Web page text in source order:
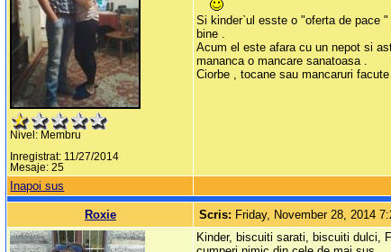
Nivel: Membru
Inregistrat: 11/27/2014
Mesaje: 25
Si kinder`ul esste o "oferta de pace
bine .
Acum el este afara cu un nepot si
mananca o mancare sanatoasa .
Ciorbe , tocane sau mancaruri
Inapoi sus
Roxie Scris: Friday, November 28, 2014
Kinder, biscuiti sarati, biscuiti dulci,